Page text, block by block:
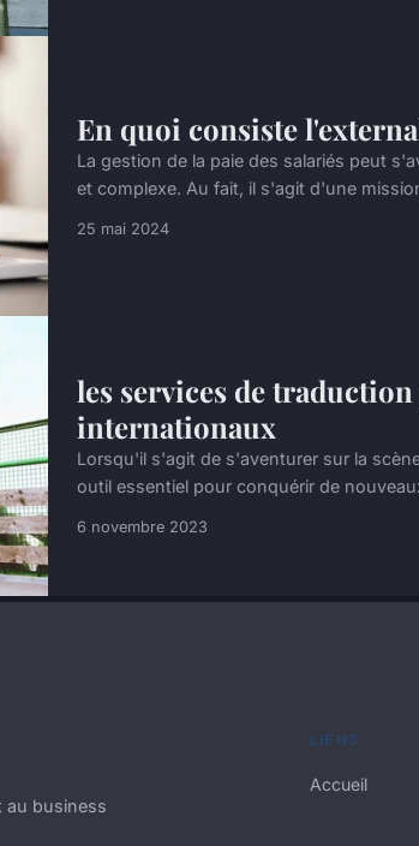
En quoi consiste
La gestion de la paie des salariés peut
et complexe. Au fait, il s'agit d'une
25 mai 2024
les services de
internationaux
Lorsqu'il s'agit de s'aventurer sur la
outil essentiel pour conquérir de
6 novembre 2023
au business
LIENS
Accueil